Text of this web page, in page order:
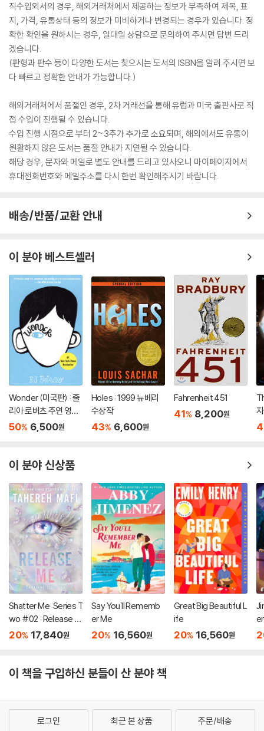
직수입외서의 경우, 해외거래처에서 제공하는 정보가 부족하여 제목, 표
지, 가격, 유통상태 등의 정보가 미비하거나 변경되는 경우가 있습니다. 정
확한 확인을 원하시는 경우, 일대일 상담으로 문의하여 주시면 답변 드리
겠습니다.
(판형과 판수 등이 다양한 도서는 찾으시는 도서의 ISBN을 알려 주시면 보
다 빠르고 정확한 안내가 가능합니다.)
해외거래처에서 품절인 경우, 2차 거래선을 통해 유럽과 미국 출판사로 직
접 수입이 진행될 수 있습니다.
수입 진행 시점으로 부터 2~3주가 추가로 소요되며, 해외에서도 유통이
원활하지 않은 도서는 품절 안내가 지연될 수 있습니다.
해당 경우, 문자와 메일로 별도 안내를 드리고 있사오니 마이페이지에서
휴대전화번호와 메일주소를 다시 한번 확인해주시기 바랍니다.
배송/반품/교환 안내
이 분야 베스트셀러
Wonder (미국판) : 줄
리아 로버츠 주연 영화
'원더' 원작 소설
50% 6,500원
Holes : 1999 뉴베리
수상작
43% 6,600원
Fahrenheit 451
41% 8,200원
자
이 분야 신상품
Shatter Me: Series T
wo #02 : Release M
e
20% 17,840원
Say You'll Rememb
er Me
20% 16,560원
Great Big Beautiful L
ife
20% 16,560원
이 책을 구입하신 분들이 산 분야 책
로그인 최근 본 상품 주문/배송